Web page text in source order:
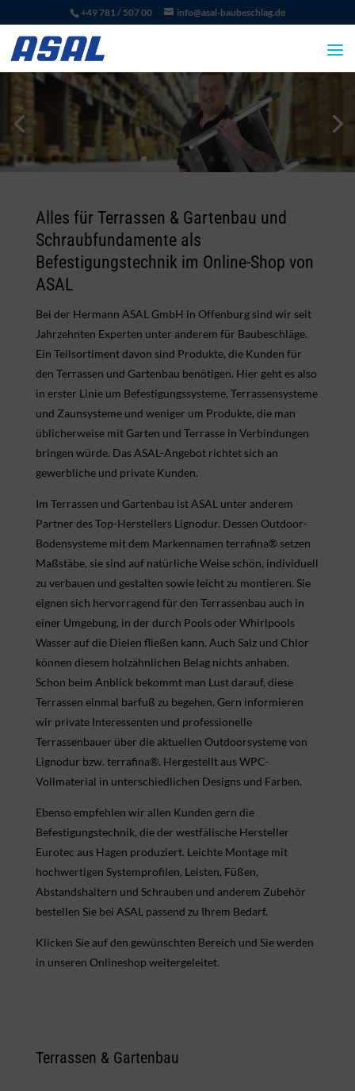
+49 781 / 507 00 info@asal-baubeschlag.de
Alles für Terrassen & Gartenbau und
Schraubfundamente als
Befestigungstechnik im Online-Shop von
ASAL
Bei der Hermann ASAL GmbH in Offenburg sind wir seit
Jahrzehnten Experten unter anderem für Baubeschläge.
Ein Teilsortiment davon sind Produkte, die Kunden für
den Terrassen und Gartenbau benötigen. Hier geht es also
in erster Linie um Befestigungssysteme, Terrassensysteme
und Zaunsysteme und weniger um Produkte, die man
üblicherweise mit Garten und Terrasse in Verbindungen
bringen würde. Das ASAL-Angebot richtet sich an
gewerbliche und private Kunden.
Im Terrassen und Gartenbau ist ASAL unter anderem
Partner des Top-Herstellers Lignodur. Dessen Outdoor-
Bodensysteme mit dem Markennamen terrafina® setzen
Maßstäbe, sie sind auf natürliche Weise schön, individuell
zu verbauen und gestalten sowie leicht zu montieren. Sie
eignen sich hervorragend für den Terrassenbau auch in
einer Umgebung, in der durch Pools oder Whirlpools
Wasser auf die Dielen fließen kann. Auch Salz und Chlor
können diesem holzähnlichen Belag nichts anhaben.
Schon beim Anblick bekommt man Lust darauf, diese
Terrassen einmal barfuß zu begehen. Gern informieren
wir private Interessenten und professionelle
Terrassenbauer über die aktuellen Outdoorsysteme von
Lignodur bzw. terrafina®. Hergestellt aus WPC-
Vollmaterial in unterschiedlichen Designs und Farben.
Ebenso empfehlen wir allen Kunden gern die
Befestigungstechnik, die der westfälische Hersteller
Eurotec aus Hagen produziert. Leichte Montage mit
hochwertigen Systemprofilen, Leisten, Füßen,
Abstandshaltern und Schrauben und anderem Zubehör
bestellen Sie bei ASAL passend zu Ihrem Bedarf.
Klicken Sie auf den gewünschten Bereich und Sie werden
in unseren Onlineshop weitergeleitet.
Terrassen & Gartenbau